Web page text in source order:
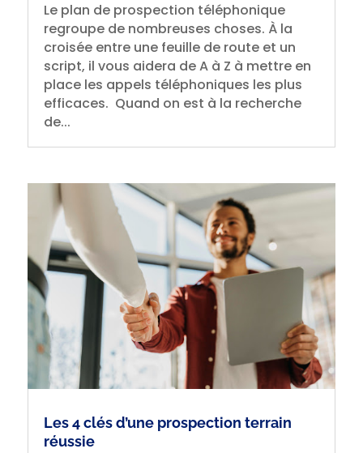
Le plan de prospection téléphonique
regroupe de nombreuses choses. À la
croisée entre une feuille de route et un
script, il vous aidera de A à Z à mettre en
place les appels téléphoniques les plus
efficaces. Quand on est à la recherche
de...
Les 4 clés d’une prospection terrain
réussie